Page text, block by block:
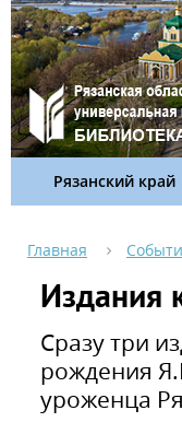
Рязанский край
Главная
Издания
Сразу три
рождения
уроженца